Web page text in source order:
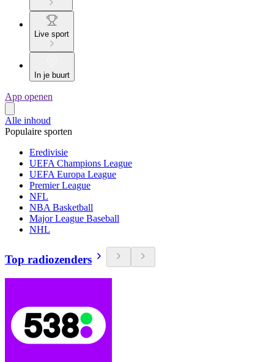
Live sport
In je buurt
App openen
Alle inhoud
Populaire sporten
Eredivisie
UEFA Champions League
UEFA Europa League
Premier League
NFL
NBA Basketball
Major League Baseball
NHL
Top radiozenders